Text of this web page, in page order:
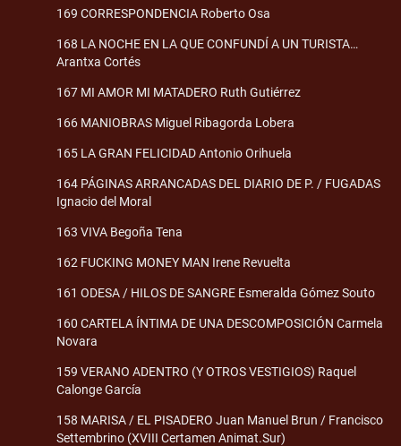
169 CORRESPONDENCIA Roberto Osa
168 LA NOCHE EN LA QUE CONFUNDÍ A UN TURISTA…
Arantxa Cortés
167 MI AMOR MI MATADERO Ruth Gutiérrez
166 MANIOBRAS Miguel Ribagorda Lobera
165 LA GRAN FELICIDAD Antonio Orihuela
164 PÁGINAS ARRANCADAS DEL DIARIO DE P. / FUGADAS
Ignacio del Moral
163 VIVA Begoña Tena
162 FUCKING MONEY MAN Irene Revuelta
161 ODESA / HILOS DE SANGRE Esmeralda Gómez Souto
160 CARTELA ÍNTIMA DE UNA DESCOMPOSICIÓN Carmela
Novara
159 VERANO ADENTRO (Y OTROS VESTIGIOS) Raquel
Calonge García
158 MARISA / EL PISADERO Juan Manuel Brun / Francisco
Settembrino (XVIII Certamen Animat.Sur)